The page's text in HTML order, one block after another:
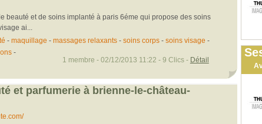
beauté et de soins implanté à paris 6éme qui propose des soins
ai...
- maquillage - massages relaxants- soins corps- soins visage -
-
1 membre - 02/12/2013 11:22 - 9 Clics - Détail
et parfumerie à brienne-le-château-